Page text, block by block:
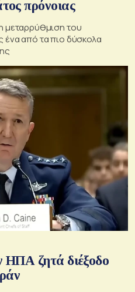
πρόνοιας
μεταρρύθμιση του
ένα από τα πιο δύσκολα
ΗΠΑ ζητά διέξοδο